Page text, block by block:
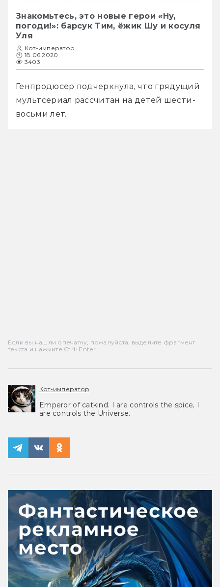
Знакомьтесь, это новые герои «Ну,
погоди!»: барсук Тим, ёжик Шу и косуля
Уля
Кот-император
18.06.2020
3403
Генпродюсер подчеркнула, что грядущий
мультсериал рассчитан на детей шести-
восьми лет.
Если вы нашли опечатку, пожалуйста, выделите фрагмент
текста и нажмите Ctrl+Enter.
Кот-император
Emperor of catkind. I are controls the spice, I
are controls the Universe.